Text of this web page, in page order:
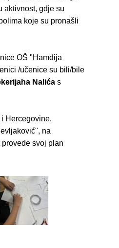
aktivnost, gdje su
koje su pronašli
OŠ "Hamdija
/učenice su bili/bile
Nalića s
Hercegovine,
na
svoj plan